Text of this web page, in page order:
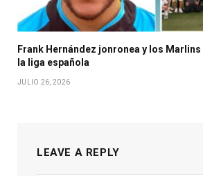
Frank Hernández jonronea y los
la liga española
JULIO 26, 2026
LEAVE A REPLY